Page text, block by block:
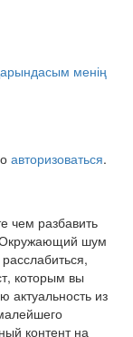
менің
авторизоваться.
чем разбавить
Окружающий шум
которым вы
актуальность из
контент на